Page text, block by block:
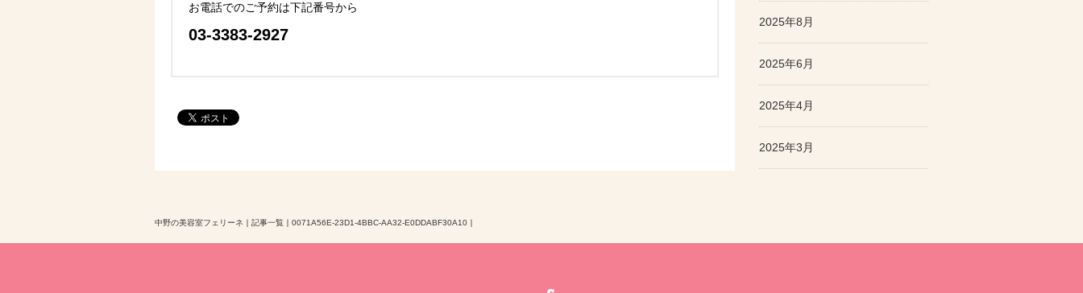
お電話でのご予約は下記番号から
03-3383-2927
2025年8月
2025年6月
2025年4月
2025年3月
中野の美容室フェリーネ ｜ 記事一覧 ｜ 0071A56E-23D1-4BBC-AA32-E0DDABF30A10 ｜